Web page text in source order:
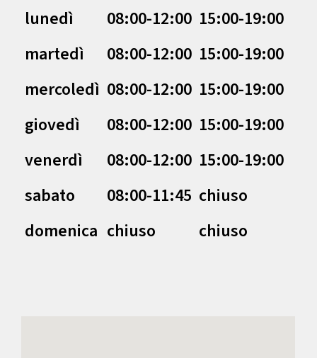
lunedì
08:00-12:00 15:00-19:00
martedì
08:00-12:00 15:00-19:00
mercoledì 08:00-12:00 15:00-19:00
giovedì
08:00-12:00 15:00-19:00
venerdì
08:00-12:00 15:00-19:00
sabato
08:00-11:45 chiuso
domenica chiuso chiuso